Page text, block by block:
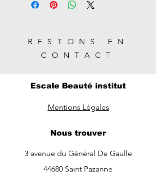
RESTONS EN
CONTACT
Escale Beauté institut
Mentions Légales
Nous trouver
3 avenue du Général De Gaulle
44680 Saint Pazanne